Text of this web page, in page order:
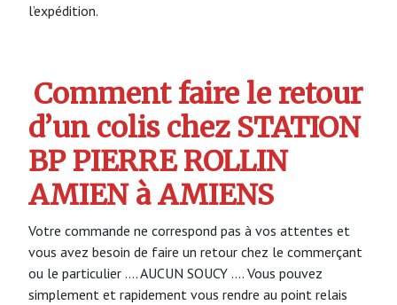
l’expédition.
Comment faire le retour
d’un colis chez STATION
BP PIERRE ROLLIN
AMIEN à AMIENS
Votre commande ne correspond pas à vos attentes et
vous avez besoin de faire un retour chez le commerçant
ou le particulier …. AUCUN SOUCY …. Vous pouvez
simplement et rapidement vous rendre au point relais